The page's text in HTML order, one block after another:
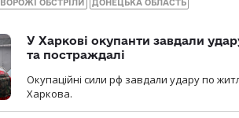
ВОРОЖІ ОБСТРІЛИ ДОНЕЦЬКА ОБЛАСТЬ
У Харкові окупанти завдали
та постраждалі
Окупаційні сили рф завдали удару по
Харкова.